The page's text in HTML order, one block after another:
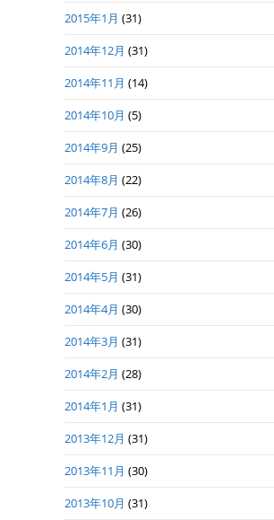
2015年1月 (31)
2014年12月 (31)
2014年11月 (14)
2014年10月 (5)
2014年9月 (25)
2014年8月 (22)
2014年7月 (26)
2014年6月 (30)
2014年5月 (31)
2014年4月 (30)
2014年3月 (31)
2014年2月 (28)
2014年1月 (31)
2013年12月 (31)
2013年11月 (30)
2013年10月 (31)